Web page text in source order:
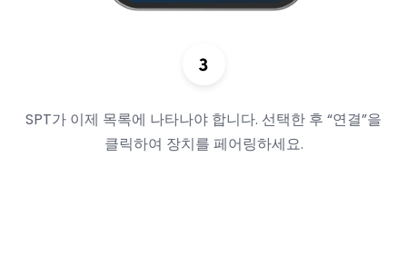
SPT가 이제 목록에 나타나야 합니다. 선택한 후 “연결”을
클릭하여 장치를 페어링하세요.